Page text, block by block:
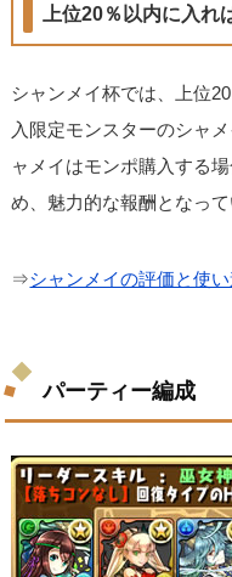
上位20％以内に入
シャンメイ杯では、上位
入限定モンスターのシャ
ャメイはモンポ購入する
め、魅力的な報酬となって
⇒シャンメイの評価と使
パーティー編成